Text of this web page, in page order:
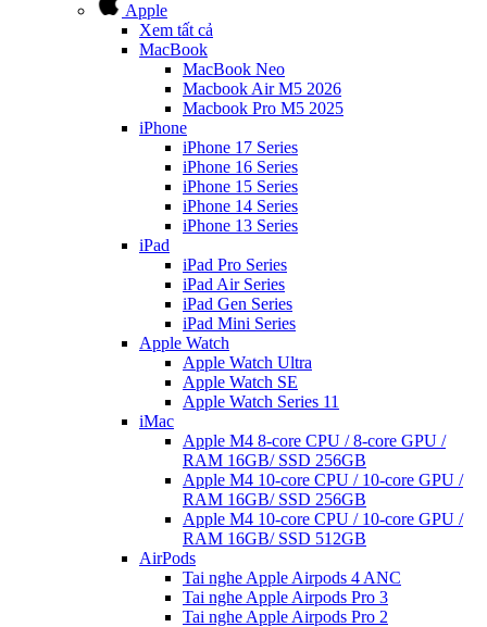
Apple
Xem tất cả
MacBook
MacBook Neo
Macbook Air M5 2026
Macbook Pro M5 2025
iPhone
iPhone 17 Series
iPhone 16 Series
iPhone 15 Series
iPhone 14 Series
iPhone 13 Series
iPad
iPad Pro Series
iPad Air Series
iPad Gen Series
iPad Mini Series
Apple Watch
Apple Watch Ultra
Apple Watch SE
Apple Watch Series 11
iMac
Apple M4 8-core CPU / 8-core GPU /
RAM 16GB/ SSD 256GB
Apple M4 10-core CPU / 10-core GPU /
RAM 16GB/ SSD 256GB
Apple M4 10-core CPU / 10-core GPU /
RAM 16GB/ SSD 512GB
AirPods
Tai nghe Apple Airpods 4 ANC
Tai nghe Apple Airpods Pro 3
Tai nghe Apple Airpods Pro 2